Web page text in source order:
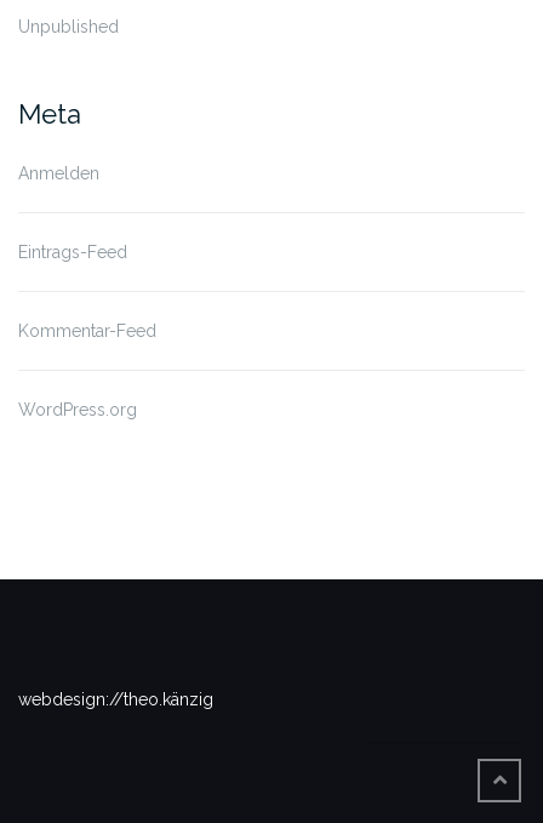
Unpublished
Meta
Anmelden
Eintrags-Feed
Kommentar-Feed
WordPress.org
webdesign://theo.känzig